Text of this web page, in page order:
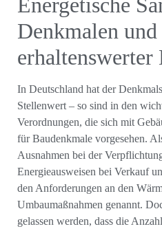
Denkmalen und
erhaltenswerter
In Deutschland hat der
Stellenwert – so sind in den
Verordnungen, die sich mit
für Baudenkmale vorgesehen.
Ausnahmen bei der
Energieausweisen bei Verkauf
den Anforderungen an den
Umbaumaßnahmen genannt.
gelassen werden, dass die